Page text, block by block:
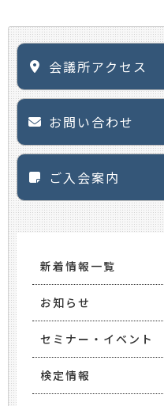
会議所アクセス
お問い合わせ
ご入会案内
新着情報一覧
お知らせ
セミナー・イベント
検定情報